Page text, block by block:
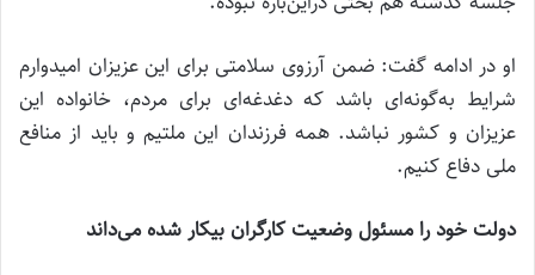
او در ادامه گفت: ضمن آرزوی سلامتی برای این عزیزان امیدوارم
شرایط به‌گونه‌ای باشد که دغدغه‌ای برای مردم، خانواده این
عزیزان و کشور نباشد. همه فرزندان این ملتیم و باید از منافع
ملی دفاع کنیم.
دولت خود را مسئول وضعیت کارگران بیکار شده می‌داند